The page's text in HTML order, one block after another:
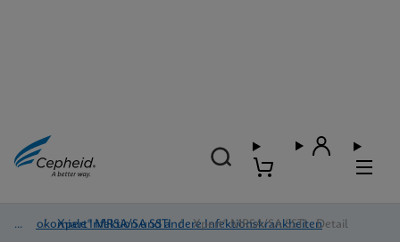
Nosokomiale Infektion und andere Infektionskrankheiten
/ Xpert® MRSA/SA SSTI / Xpert® MRSA/SA SSTI - Detail